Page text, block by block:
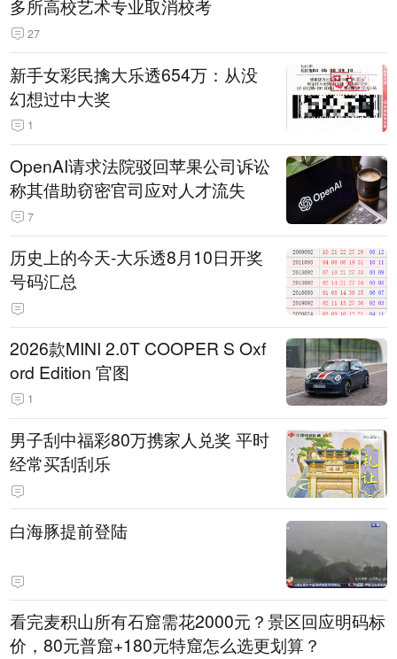
多所高校艺术专业取消校考
27
新手女彩民擒大乐透654万：从没
幻想过中大奖
1
OpenAI请求法院驳回苹果公司诉讼
称其借助窃密官司应对人才流失
7
历史上的今天-大乐透8月10日开奖
号码汇总
2026款MINI 2.0T COOPER S Oxf
ord Edition 官图
1
男子刮中福彩80万携家人兑奖 平时
经常买刮刮乐
白海豚提前登陆
看完麦积山所有石窟需花2000元？景区回应明码标
价，80元普窟+180元特窟怎么选更划算？